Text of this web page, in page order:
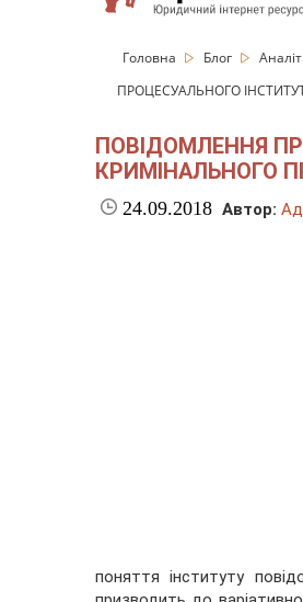
Головна Блог
ПРОЦЕСУАЛЬНОГО
ПОВІДОМЛЕННЯ
КРИМІНАЛЬНОГО
24.09.2018 Автор:
поняття інституту